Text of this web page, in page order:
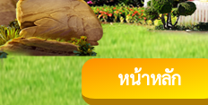
หน้าหลัก